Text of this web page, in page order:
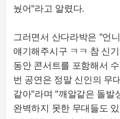
눴어"라고 알렸다.
그러면서 산다라박은 "언
얘기해주시구 ㅋㅋ 참 신
동안 콘서트를 포함해서
번 공연은 정말 신인의 무
같아"라며 "깨알같은 돌발
완벽하지 못한 무대들도